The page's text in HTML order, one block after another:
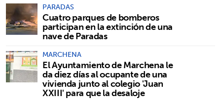
PARADAS
Cuatro parques de bomberos
participan en la extinción de una
nave de Paradas
MARCHENA
El Ayuntamiento de Marchena le
da diez días al ocupante de una
vivienda junto al colegio 'Juan
XXIII' para que la desaloje